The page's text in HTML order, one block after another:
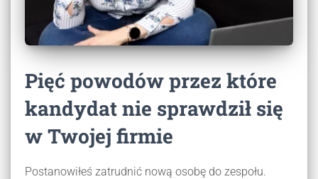
Pięć powodów przez które
kandydat nie sprawdził się
w Twojej firmie
Postanowiłeś zatrudnić nową osobę do zespołu.